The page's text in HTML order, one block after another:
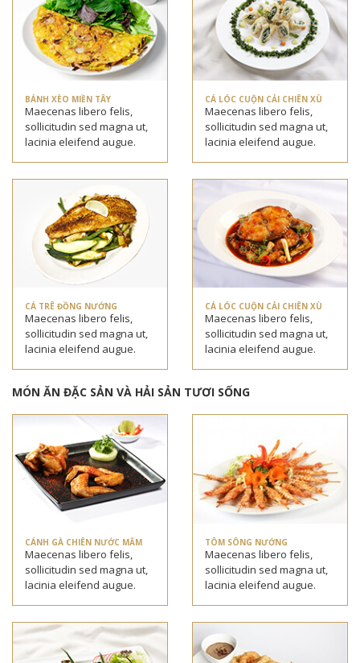
BÁNH XÈO MIỀN TÂY
Maecenas libero felis,
sollicitudin sed magna ut,
lacinia eleifend augue.
CÁ LÓC CUỘN CẢI CHIÊN XÙ
Maecenas libero felis,
sollicitudin sed magna ut,
lacinia eleifend augue.
CÁ TRÊ ĐỒNG NƯỚNG
Maecenas libero felis,
sollicitudin sed magna ut,
lacinia eleifend augue.
CÁ LÓC CUỘN CẢI CHIÊN XÙ
Maecenas libero felis,
sollicitudin sed magna ut,
lacinia eleifend augue.
MÓN ĂN ĐẶC SẢN VÀ HẢI SẢN TƯƠI SỐNG
CÁNH GÀ CHIÊN NƯỚC MẮM
Maecenas libero felis,
sollicitudin sed magna ut,
lacinia eleifend augue.
TÔM SÔNG NƯỚNG
Maecenas libero felis,
sollicitudin sed magna ut,
lacinia eleifend augue.